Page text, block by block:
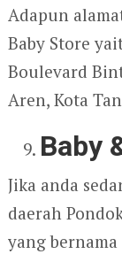
Adapun
Baby Store
Boulevard
Aren, Kota
Baby
Jika anda
daerah
yang